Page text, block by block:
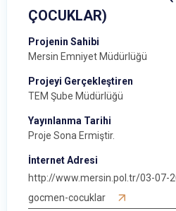
ÇOCUKLAR)
Projenin Sahibi
Mersin Emniyet Müdürlüğü
Projeyi Gerçekleştiren
TEM Şube Müdürlüğü
Yayınlanma Tarihi
Proje Sona Ermiştir.
İnternet Adresi
http://www.mersin.pol.tr/03-07-
gocmen-cocuklar